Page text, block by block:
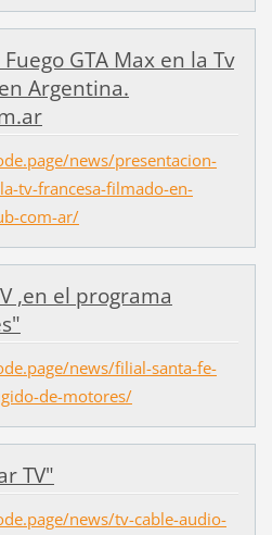
GTA Max en la Tv
Argentina.
news/presentacion-
tv-francesa-filmado-en-
com-ar/
,en el programa
news/filial-santa-fe-
de-motores/
TV"
news/tv-cable-audio-